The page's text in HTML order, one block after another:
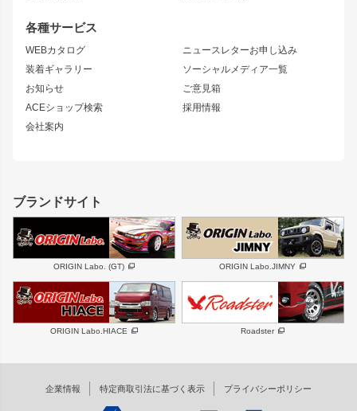
各種サービス
WEBカタログ
装着ギャラリー
お知らせ
ACEショップ検索
会社案内
ニュースレターお申し込み
ソーシャルメディア一覧
ご意見箱
採用情報
S14 シルビア 後期
S13 シルビア
180SX
シルエイティ
ローレル
セフィーロ
キャラバン
スズキ
GS350
SC
スバル 三菱
デリカ D:5
軽自動車 汎用
リアウイング
ジムニーパーツ
ホイール
MUD-S7
MUD-SR7
まつど家 鉄漢
ボンネット
フェンダー
サイドパーツ
リアゲート
メンテナンスパーツ
ハイエースパーツ
ホイール
DAYTONA-RS
DAYTONA-RS NEO
エアロシリーズ
RUGGER MODEL
DTM:exclusive
ブランドサイト
ORIGIN Labo. (GT) ORIGIN Labo.JIMNY
ORIGIN Labo.HIACE Roadster
企業情報 特定商取引法に基づく表示 プライバシーポリシー